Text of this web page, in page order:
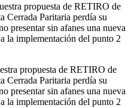
propuesta de RETIRO de
Cerrada Paritaria perdía su
presentar sin afanes una nueva
la implementación del punto 2
propuesta de RETIRO de
Cerrada Paritaria perdía su
presentar sin afanes una nueva
la implementación del punto 2